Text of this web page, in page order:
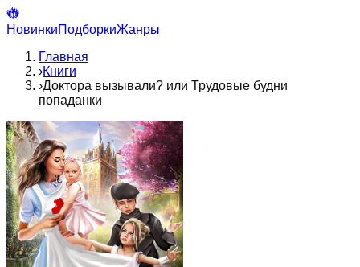
НовинкиПодборкиЖанры
Главная
›Книги
›Доктора вызывали? или Трудовые будни
попаданки